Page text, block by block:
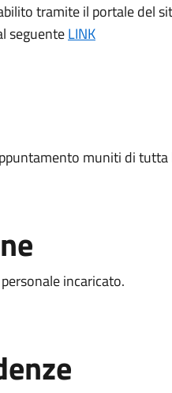
tramite il portale del
seguenteLINK
muniti di
incaricato.